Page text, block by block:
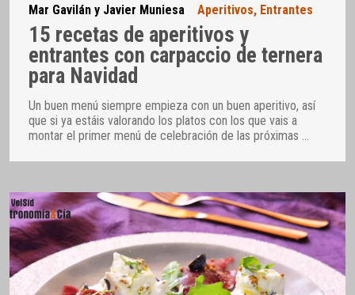
Mar Gavilán y Javier Muniesa Aperitivos, Entrantes
15 recetas de aperitivos y
entrantes con carpaccio de ternera
para Navidad
Un buen menú siempre empieza con un buen aperitivo, así
que si ya estáis valorando los platos con los que vais a
montar el primer menú de celebración de las próximas